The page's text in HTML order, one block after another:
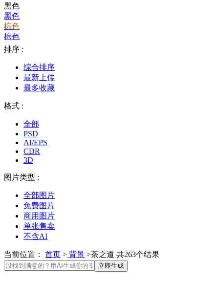
黑色
黑色
棕色
棕色
排序 :
综合排序
最新上传
最多收藏
格式 :
全部
PSD
AI/EPS
CDR
3D
图片类型 :
全部图片
免费图片
商用图片
单张售卖
不含AI
当前位置： 首页 > 背景 >茶之道 共263个结果
立即生成